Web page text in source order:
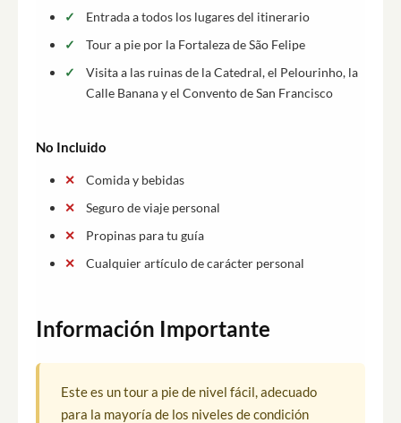
Entrada a todos los lugares del itinerario
Tour a pie por la Fortaleza de São Felipe
Visita a las ruinas de la Catedral, el Pelourinho, la
Calle Banana y el Convento de San Francisco
No Incluido
Comida y bebidas
Seguro de viaje personal
Propinas para tu guía
Cualquier artículo de carácter personal
Información Importante
Este es un tour a pie de nivel fácil, adecuado
para la mayoría de los niveles de condición